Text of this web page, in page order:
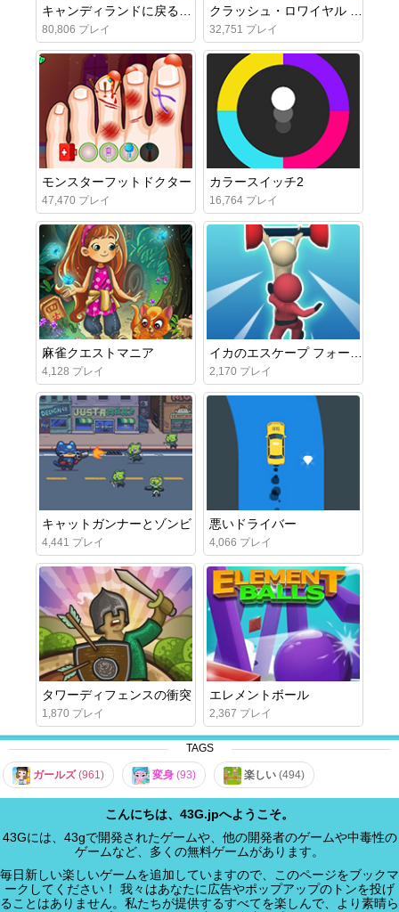
80,806 プレイ 32,751 プレイ
モンスターフットドクター
47,470 プレイ
カラースイッチ2
16,764 プレイ
麻雀クエストマニア
4,128 プレイ 2,170 プレイ
キャットガンナーとゾンビ
4,441 プレイ
悪いドライバー
4,066 プレイ
タワーディフェンスの衝突
1,870 プレイ
エレメントボール
2,367 プレイ
TAGS
ガールズ(961) 変身 (93) 楽しい (494)
こんにちは、43G.jpへようこそ。
43Gには、43gで開発されたゲームや、他の開発者のゲームや中毒性の
ゲームなど、多くの無料ゲームがあります。
毎日新しい楽しいゲームを追加していますので、このページをブックマ
ークしてください！ 我々はあなたに広告やポップアップのトンを投げ
ることはありません。私たちが提供するすべてを楽しんで、より素晴ら